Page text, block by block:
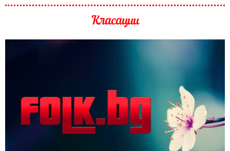
Класации